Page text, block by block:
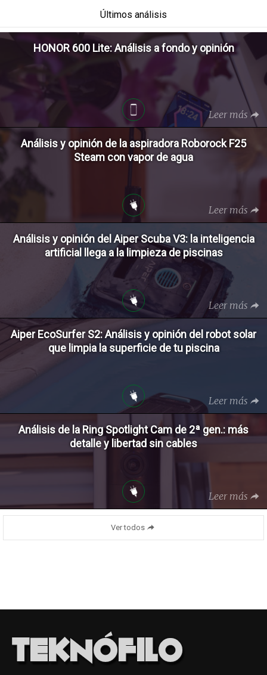
Últimos análisis
HONOR 600 Lite: Análisis a fondo y opinión
Leer más
Análisis y opinión de la aspiradora Roborock F25
Steam con vapor de agua
Leer más
Análisis y opinión del Aiper Scuba V3: la inteligencia
artificial llega a la limpieza de piscinas
Leer más
Aiper EcoSurfer S2: Análisis y opinión del robot solar
que limpia la superficie de tu piscina
Leer más
Análisis de la Ring Spotlight Cam de 2ª gen.: más
detalle y libertad sin cables
Leer más
Ver todos